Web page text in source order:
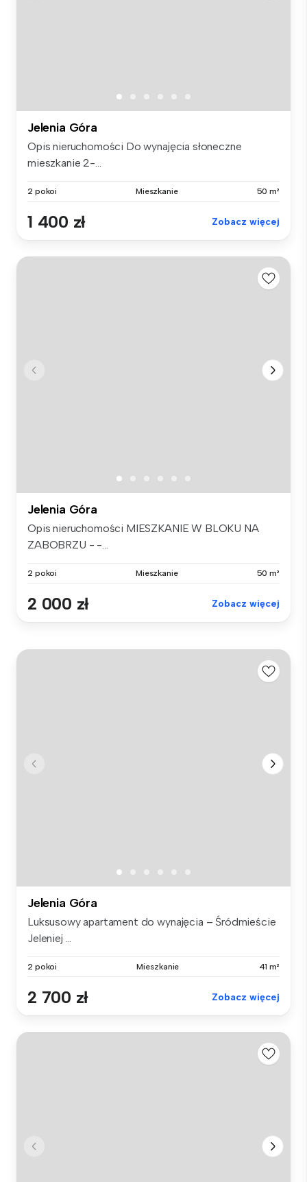
Jelenia Góra
Opis nieruchomości Do wynajęcia słoneczne
mieszkanie 2-...
2 pokoi Mieszkanie 50 m²
1 400 zł Zobacz więcej
Jelenia Góra
Opis nieruchomości MIESZKANIE W BLOKU NA
ZABOBRZU - -...
2 pokoi Mieszkanie 50 m²
2 000 zł Zobacz więcej
Jelenia Góra
Luksusowy apartament do wynajęcia – Śródmieście
Jeleniej ...
2 pokoi Mieszkanie 41 m²
2 700 zł Zobacz więcej